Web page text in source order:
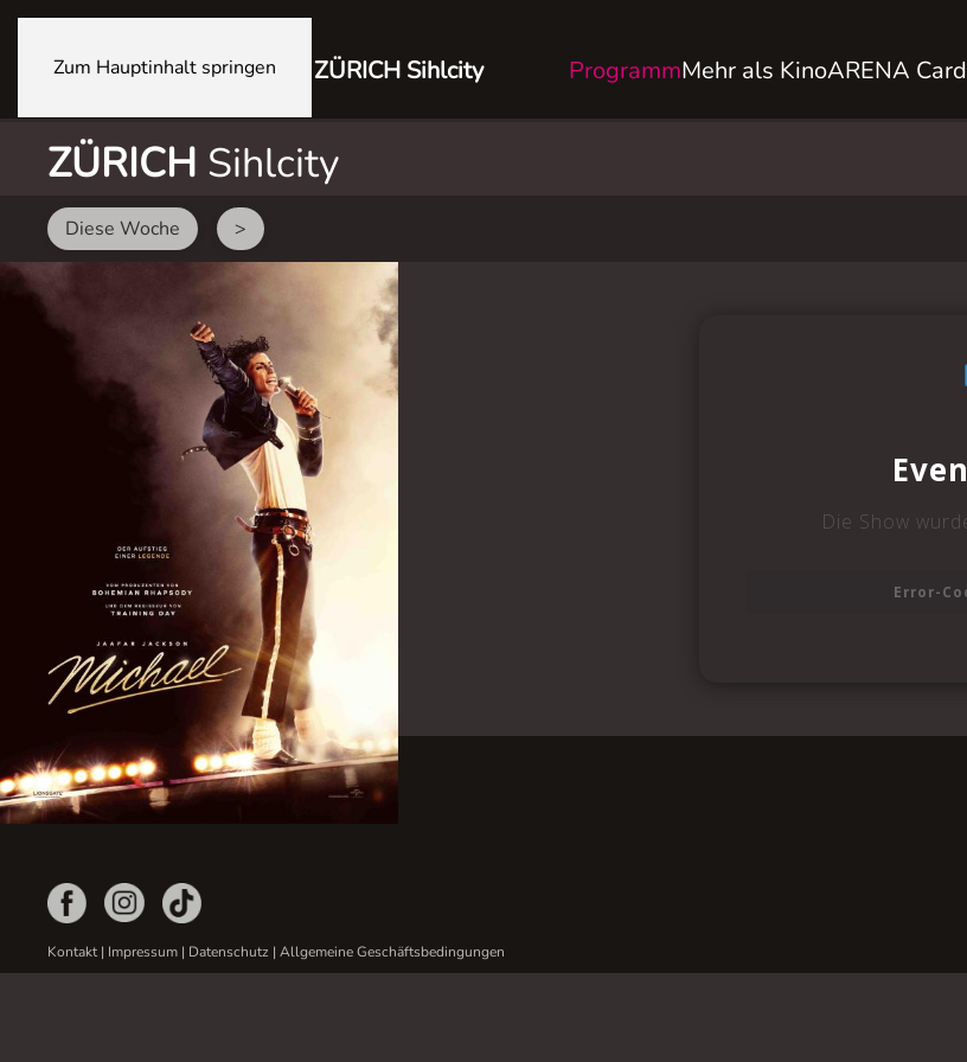
Zum Hauptinhalt springen ZÜRICH Sihlcity ProgrammMehr als KinoARENA Card
ZÜRICH Sihlcity
Diese Woche >
Kontakt| Impressum | Datenschutz | Allgemeine Geschäftsbedingungen